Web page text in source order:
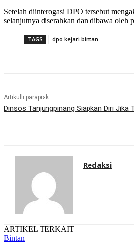
Setelah diinterogasi DPO tersebut
selanjutnya diserahkan dan dibawa
TAGS dpo kejari bintan
Artikulli paraprak
Dinsos Tanjungpinang Siapkan Diri Jika
Redaksi
ARTIKEL TERKAIT
Bintan